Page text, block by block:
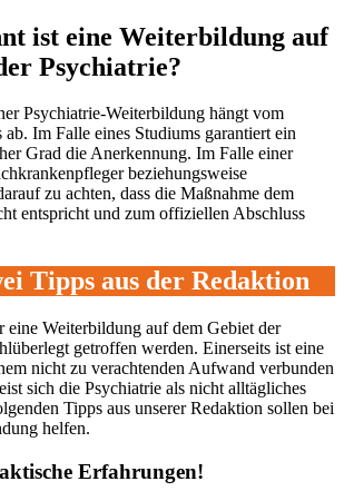
ist eine Weiterbildung auf
Psychiatrie?
Psychiatrie-Weiterbildung hängt vom
Im Falle eines Studiums garantiert ein
Grad die Anerkennung. Im Falle einer
beziehungsweise
zu achten, dass die Maßnahme dem
entspricht und zum offiziellen Abschluss
Tipps aus der Redaktion
eine Weiterbildung auf dem Gebiet der
getroffen werden. Einerseits ist eine
nicht zu verachtenden Aufwand verbunden
sich die Psychiatrie als nicht alltägliches
Tipps aus unserer Redaktion sollen bei
helfen.
Erfahrungen!